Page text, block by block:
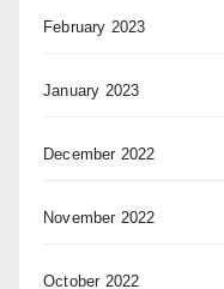
February 2023
January 2023
December 2022
November 2022
October 2022